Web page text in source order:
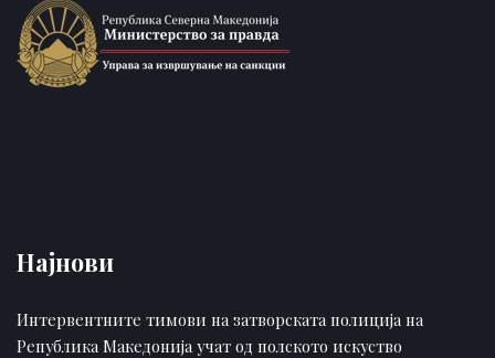
Најнови
Интервентните тимови на затворската полиција на
Република Македонија учат од полското искуство